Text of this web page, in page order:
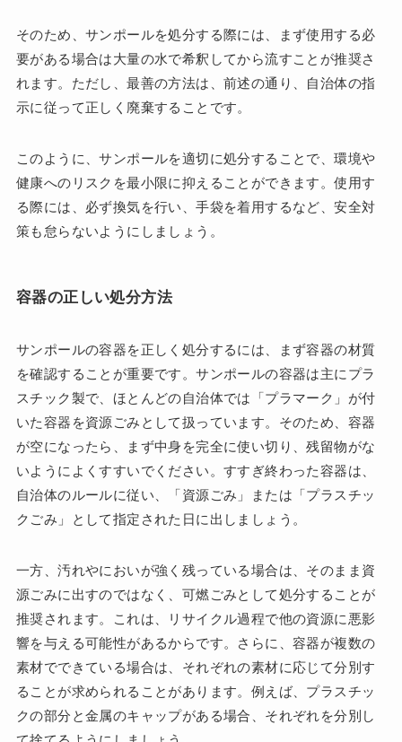
そのため、サンポールを処分する際には、まず使用する必
要がある場合は大量の水で希釈してから流すことが推奨さ
れます。ただし、最善の方法は、前述の通り、自治体の指
示に従って正しく廃棄することです。
このように、サンポールを適切に処分することで、環境や
健康へのリスクを最小限に抑えることができます。使用す
る際には、必ず換気を行い、手袋を着用するなど、安全対
策も怠らないようにしましょう。
容器の正しい処分方法
サンポールの容器を正しく処分するには、まず容器の材質
を確認することが重要です。サンポールの容器は主にプラ
スチック製で、ほとんどの自治体では「プラマーク」が付
いた容器を資源ごみとして扱っています。そのため、容器
が空になったら、まず中身を完全に使い切り、残留物がな
いようによくすすいでください。すすぎ終わった容器は、
自治体のルールに従い、「資源ごみ」または「プラスチッ
クごみ」として指定された日に出しましょう。
一方、汚れやにおいが強く残っている場合は、そのまま資
源ごみに出すのではなく、可燃ごみとして処分することが
推奨されます。これは、リサイクル過程で他の資源に悪影
響を与える可能性があるからです。さらに、容器が複数の
素材でできている場合は、それぞれの素材に応じて分別す
ることが求められることがあります。例えば、プラスチッ
クの部分と金属のキャップがある場合、それぞれを分別し